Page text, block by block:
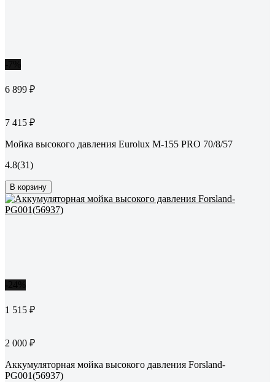
6 899 ₽
7 415 ₽
Мойка высокого давления Eurolux M-155 PRO 70/8/57
4.8(31)
В корзину
1 515 ₽
2 000 ₽
Аккумуляторная мойка высокого давления Forsland-
PG001(56937)